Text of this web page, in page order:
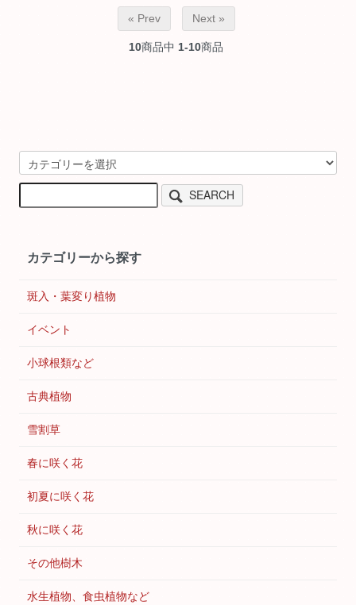
« Prev Next »
10商品中 1-10商品
SEARCH
カテゴリーから探す
斑入・葉変り植物
イベント
小球根類など
古典植物
雪割草
春に咲く花
初夏に咲く花
秋に咲く花
その他樹木
水生植物、食虫植物など